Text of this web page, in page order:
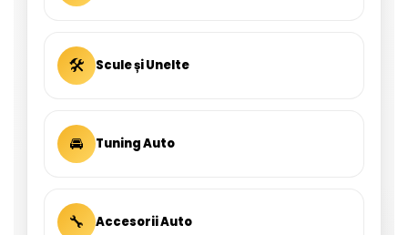
🛠 Scule și Unelte
🚘 Tuning Auto
🔧 Accesorii Auto